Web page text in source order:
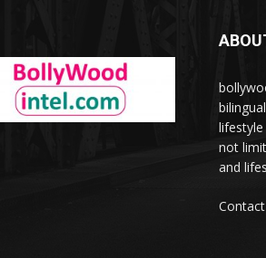
not
and